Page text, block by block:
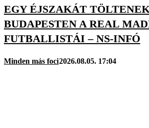
EGY ÉJSZAKÁT
BUDAPESTEN A REAL
FUTBALLISTÁI – NS-INFÓ
Minden más foci2026.08.05. 17:04